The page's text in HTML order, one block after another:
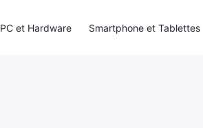
PC et Hardware Smartphone et Tablettes